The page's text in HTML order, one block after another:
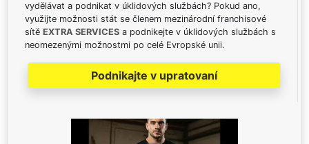
vydělávat a podnikat v úklidových službách? Pokud ano,
využijte možnosti stát se členem mezinárodní franchisové
sítě EXTRA SERVICES a podnikejte v úklidových službách s
neomezenými možnostmi po celé Evropské unii.
Podnikajte v upratovaní